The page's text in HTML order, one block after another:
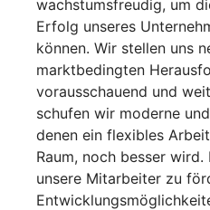
wachstumsfreudig, um
Erfolg unseres
können. Wir stellen uns
marktbedingten
vorausschauend und
schufen wir moderne
denen ein flexibles
Raum, noch besser
unsere Mitarbeiter zu